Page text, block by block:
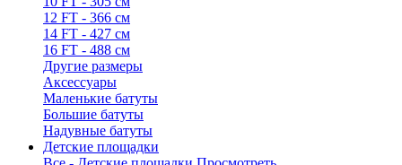
12 FT - 366 см
14 FT - 427 см
16 FT - 488 см
Другие размеры
Аксессуары
Маленькие батуты
Большие батуты
Надувные батуты
Детские площадки